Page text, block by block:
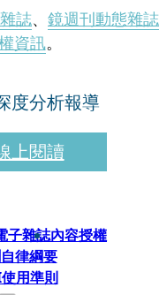
誌、 鏡週刊動態雜誌
資訊。
度分析報導
上閱讀
子雜誌內容授權
律綱要
用準則